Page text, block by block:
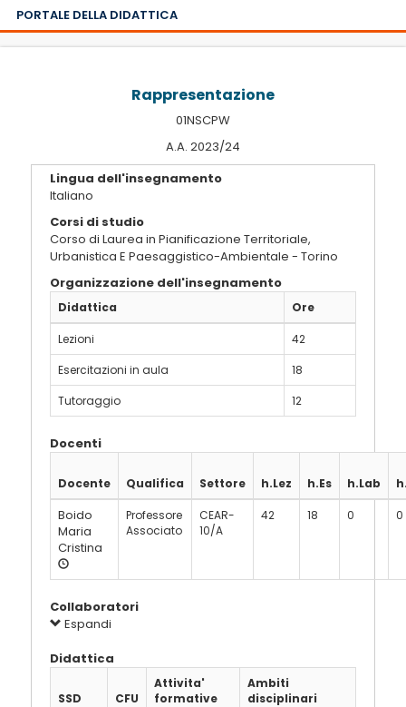
PORTALE DELLA DIDATTICA
Rappresentazione
01NSCPW
A.A. 2023/24
Lingua dell'insegnamento
Italiano
Corsi di studio
Corso di Laurea in Pianificazione Territoriale,
Urbanistica E Paesaggistico-Ambientale - Torino
Organizzazione dell'insegnamento
Didattica Ore
Lezioni
42
Esercitazioni in aula
18
Tutoraggio
12
Docenti
Docente Qualifica Settore h.Lez h.Es h.Lab
Boido
Maria
Cristina
Professore
Associato
CEAR-
10/A
42 18 0 0
Collaboratori
Espandi
Didattica
SSD CFU
Attivita'
formative
Ambiti
disciplinari